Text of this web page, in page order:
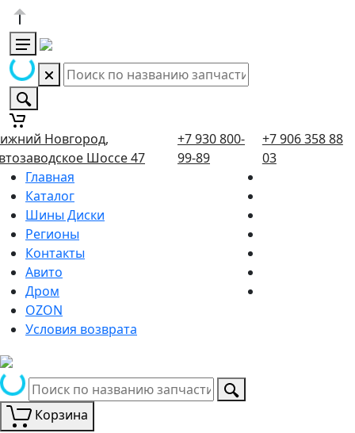
Новгород,
Шоссе 47
+7 930 800-
99-89
+7 906 358 88
03
Главная
Каталог
Шины Диски
Регионы
Контакты
Авито
Дром
OZON
Условия возврата
Корзина